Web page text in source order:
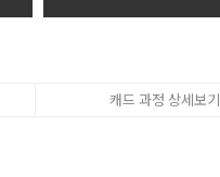
캐드 과정 상세보기